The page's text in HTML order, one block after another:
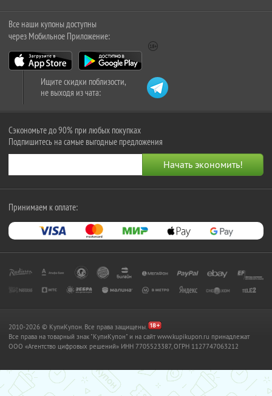
Все наши купоны доступны
через Мобильное Приложение:
Ищите скидки поблизости,
не выходя из чата:
Сэкономьте до 90% при любых покупках
Подпишитесь на самые выгодные предложения
Принимаем к оплате:
2010-2026 © КупиКупон. Все права защищены.
Все права на товарный знак "КупиКупон" и на сайт www.kupikupon.ru принадлежат
OOO «Агентство цифровых решений» ИНН 7705523387, ОГРН 1127747063212